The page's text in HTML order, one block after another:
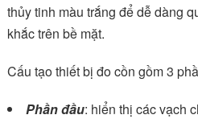
thủy tinh màu trắng để dễ dàng
khắc trên bề mặt.
Cấu tạo thiết bị đo cồn gồm 3
Phần đầu: hiển thị các vạch